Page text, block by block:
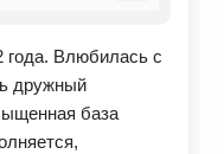
года. Влюбилась с
дружный
база